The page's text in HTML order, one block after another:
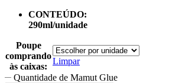
CONTEÚDO:
290ml/unidade
Poupe
comprando
às caixas:
Limpar
Quantidade de Mamut Glue